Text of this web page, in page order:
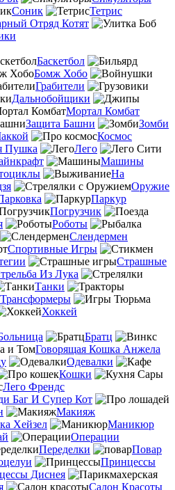
Соник
Тетрис
Отряд Котят
Баскетбол
Бомж Хобо
Грабители
Дальнобойщики
Мортал Комбат
Защита Башни
Зомби
Космос
Пушка
Лего
Машины
На
Оружие
Паркур
Погрузчик
Роботы
Слендермен
Спортивные Игры
Страшные
Из Лука
Танки
Трансформеры
Хоккей
Братц
Говорящая Кошка Анжела
Одевалки
Кошки
Лего Френдс
Баг И Супер Кот
Макияж
Хейзел
Маникюр
Операции
Переделки
Повар
Принцессы
Диснея
Салон Красоты